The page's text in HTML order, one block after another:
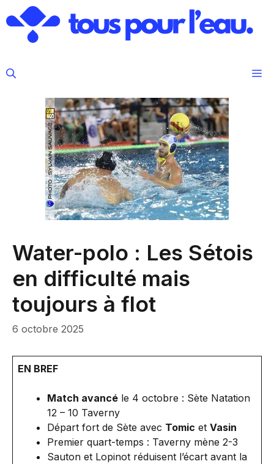
au
contenu
Water-polo : Les Sétois
en difficulté mais
toujours à flot
6 octobre 2025
EN BREF
Match avancé le 4 octobre : Sète Natation
12 – 10 Taverny
Départ fort de Sète avec Tomic et Vasin
Premier quart-temps : Taverny mène 2-3
Sauton et Lopinot réduisent l’écart avant la